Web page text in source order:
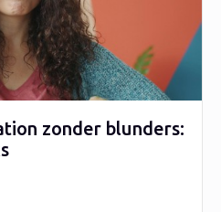
zonder blunders: